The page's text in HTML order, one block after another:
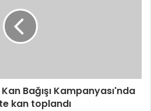
Bağışı Kampanyası'nda
kan toplandı